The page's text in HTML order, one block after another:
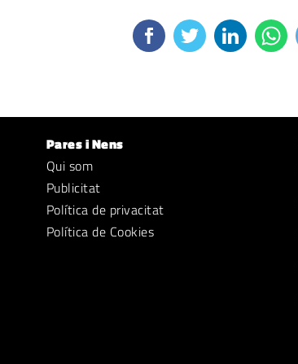
Pares i Nens
Qui som
Publicitat
Política de privacitat
Política de Cookies